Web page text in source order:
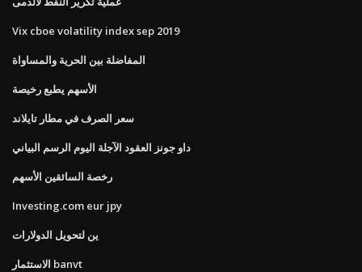
Vix cboe volatility index sep 2019
المفاضلة بين الحرية والمساواة
الأسهم يطبع رخيصة
سعر الصرف في مطار تايلاند
داو جونز العقود الآجلة اليوم الرسم البياني
رخصة السائقين الأسهم
Investing.com eur jpy
ين لتحويل الدولارات
الاستثمار banvt